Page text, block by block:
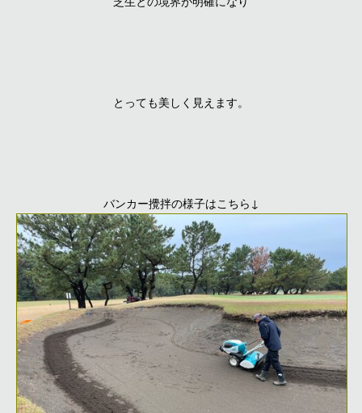
とっても美しく見えます。
バンカー攪拌の様子はこちら↓